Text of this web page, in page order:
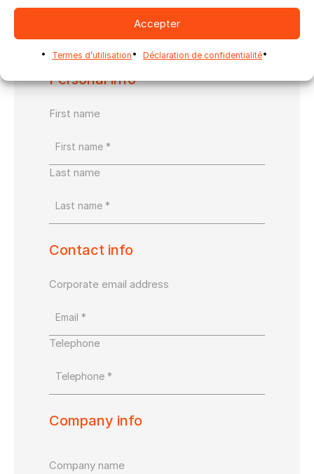
Accepter
Termes d’utilisation Déclaration de confidentialité
Personal info
First name
Last name
Contact info
Corporate email address
Telephone
Company info
Company name